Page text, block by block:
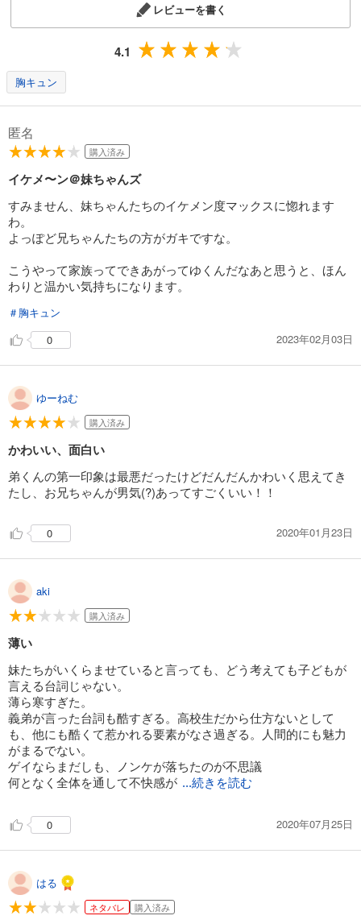
レビューを書く
4.1
胸キュン
匿名
購入済み
イケメ〜ン＠妹ちゃんズ
すみません、妹ちゃんたちのイケメン度マックスに惚れます
わ。
よっぽど兄ちゃんたちの方がガキですな。
こうやって家族ってできあがってゆくんだなあと思うと、ほん
わりと温かい気持ちになります。
＃胸キュン
0
2023年02月03日
ゆーねむ
購入済み
かわいい、面白い
弟くんの第一印象は最悪だったけどだんだんかわいく思えてき
たし、お兄ちゃんが男気(?)あってすごくいい！！
0 2020年01月23日
aki
購入済み
薄い
妹たちがいくらませていると言っても、どう考えても子どもが
言える台詞じゃない。
薄ら寒すぎた。
義弟が言った台詞も酷すぎる。高校生だから仕方ないとして
も、他にも酷くて惹かれる要素がなさ過ぎる。人間的にも魅力
がまるでない。
ゲイならまだしも、ノンケが落ちたのが不思議
何となく全体を通して不快感が ...続きを読む
0 2020年07月25日
はる
ネタバレ 購入済み